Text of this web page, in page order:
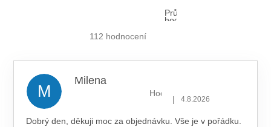
Průměrné
hodnocení
112 hodnocení
M
Milena
Hodnocení obchodu je 5 z 5
| 4.8.2026
Dobrý den, děkuji moc za objednávku. Vše je v pořádku.